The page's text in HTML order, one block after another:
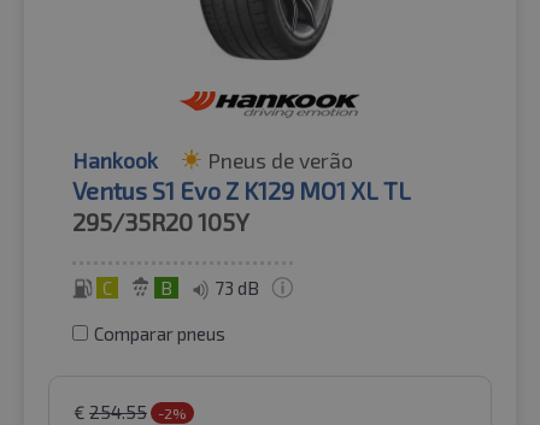
Hankook Pneus de verão
Ventus S1 Evo Z K129 MO1 XL TL
295/35R20105Y
C B 73 dB
Comparar pneus
€ 254.55 -2%